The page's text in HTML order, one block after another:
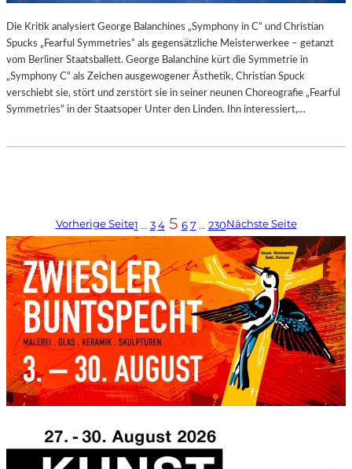
Die Kritik analysiert George Balanchines „Symphony in C“ und Christian
Spucks „Fearful Symmetries“ als gegensätzliche Meisterwerkee – getanzt
vom Berliner Staatsballett. George Balanchine kürt die Symmetrie in
„Symphony C“ als Zeichen ausgewogener Ästhetik, Christian Spuck
verschiebt sie, stört und zerstört sie in seiner neunen Choreografie „Fearful
Symmetries“ in der Staatsoper Unter den Linden. Ihn interessiert,…
Vorherige Seite1 … 3 4 5 6 7 … 230Nächste Seite